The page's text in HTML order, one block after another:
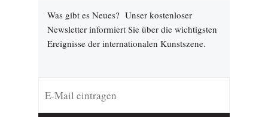
Was gibt es Neues? Unser kostenloser
Newsletter informiert Sie über die wichtigsten
Ereignisse der internationalen Kunstszene.